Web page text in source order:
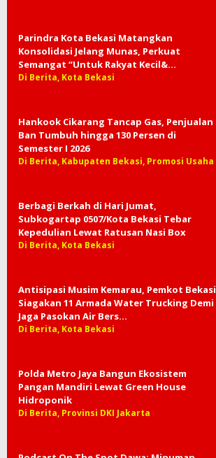
Parindra Kota Bekasi Matangkan
Konsolidasi Jelang Munas, Perkuat
Semangat “Untuk Rakyat Kecil&…
Di Berita, Kota Bekasi
Hankook Cikarang Tancap Gas, Penjualan
Ban Tumbuh hingga 130 Persen di
Semester I 2026
Di Berita, Kabupaten Bekasi, Promosi Usaha
Berbagi Berkah di Hari Jumat,
Subkogartap 0507/Kota Bekasi Tebar
Kepedulian Lewat Ratusan Nasi Box
Di Berita, Kota Bekasi
Antisipasi Musim Kemarau, Pemkot Bekasi
Siagakan 11 Armada Water Trucking Demi
Jaga Pasokan Air Bers…
Di Berita, Kota Bekasi
Polda Metro Jaya Bangun Ekosistem
Pangan Mandiri Lewat Green House
Hidroponik
Di Berita, Provinsi DKI Jakarta